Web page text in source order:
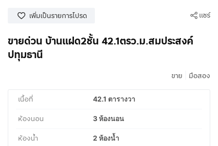
เพิ่มเป็นรายการโปรด แชร์
ขายด่วน บ้านแฝด2ชั้น 42.1ตรว.ม.สมประสงค์
ปทุมธานี
ขาย มือสอง
เนื้อที่ 42.1 ตารางวา
ห้องนอน 3 ห้องนอน
ห้องน้ำ 2 ห้องน้ำ